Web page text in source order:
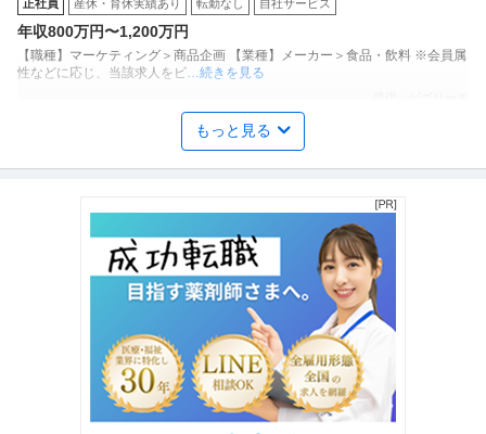
ココーン」「アスパラガス」などのロングセラー商品を製造／土
日祝休み／転勤なし／勤務地日本橋」（株式会社ギンビス）
正社員 産休・育休実績あり 転勤なし 自社サービス
年収800万円〜1,200万円
【職種】マーケティング＞商品企画 【業種】メーカー＞食品・飲料 ※会員属
性などに応じ、当該求人をビ…続きを見る
年収1000万円も可能×土日祝休み／外国人人材紹介の法人営業／
マネジメント業務
上野グループホールディングス株式会社
【年収1000万円も可能×土日祝休み】外国人人材紹介の法人営業｜マネジメ
ント業務 【高収入！稼ぐな…続きを見る
提供：上野グループホールディングス株式会社
法務・コンプライアンス ／ 「測量士・測量士補・測量助手」最新
ドローン・3Dレーザースキャナーを駆使する先進的測量技術者／
創業90年の強固なグループ基盤／京都・丸太町駅徒歩1分／完全週
休2日（土日祝）
ひかり司法書士法人
土日休み 高収入 完全週休2日制
年収800万円〜1,000万円
もっと見る